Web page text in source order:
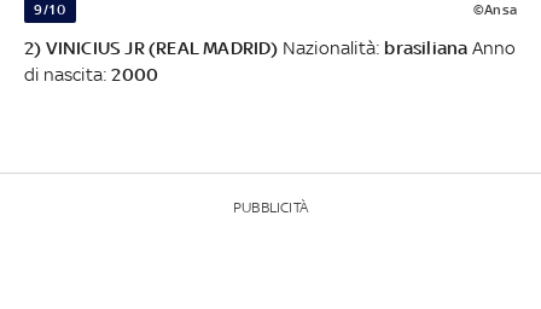
9/10 ©Ansa
2) VINICIUS JR (REAL MADRID) Nazionalità: brasiliana Anno
di nascita:2000
PUBBLICITÀ